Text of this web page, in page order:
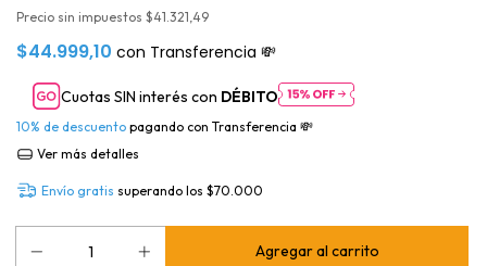
Precio sin impuestos $41.321,49
$44.999,10 con Transferencia 💸
Cuotas SIN interés con DÉBITO
10% de descuento pagando con Transferencia 💸
Ver más detalles
Envío gratis superando los $70.000